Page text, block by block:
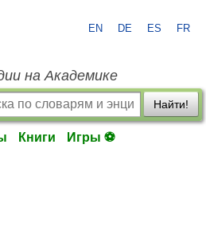
EN DE ES FR
на Академике
Найти!
Книги Игры ⚽